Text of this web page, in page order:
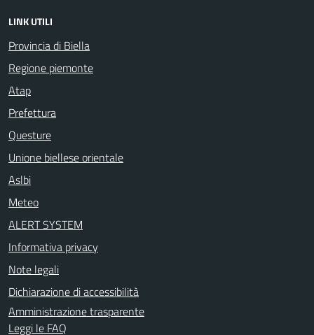
LINK UTILI
Provincia di Biella
Regione piemonte
Atap
Prefettura
Questure
Unione biellese orientale
Aslbi
Meteo
ALERT SYSTEM
Informativa privacy
Note legali
Dichiarazione di accessibilità
Amministrazione trasparente
Leggi le FAQ